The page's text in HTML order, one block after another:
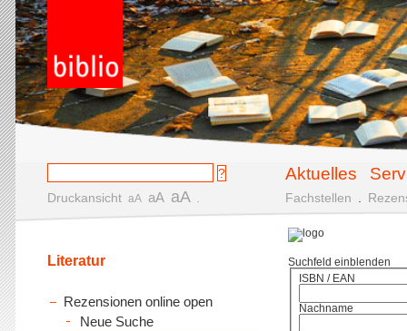
Aktuelles
Druckansicht aA aA aA Fachstellen
Suchfeld einblenden
ISBN / EAN
Nachname
Literatur
Rezensionen online open
Neue Suche